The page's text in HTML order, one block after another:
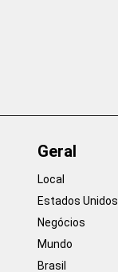
Geral
Local
Estados Unidos
Negócios
Mundo
Brasil